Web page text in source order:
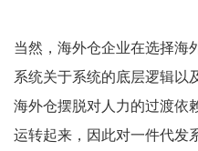
当然，海外仓企业在选择海
系统关于系统的底层逻辑以
海外仓摆脱对人力的过渡依
运转起来，因此对一件代发